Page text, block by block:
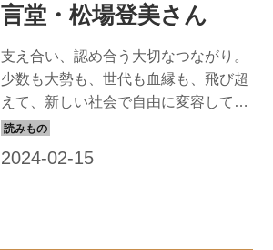
言堂・松場登美さん
支え合い、認め合う大切なつながり。
少数も大勢も、世代も血縁も、飛び超
えて、新しい社会で自由に変容してい
く多様な家族の形。群言堂の松場登美